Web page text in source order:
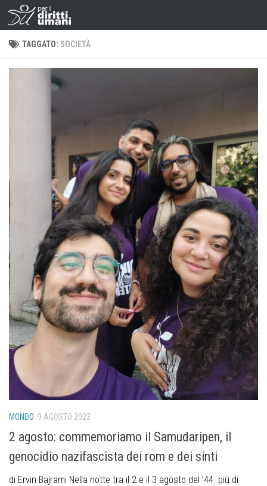
TAGGATO: SOCIETÀ
MONDO 9 AGOSTO 2023
2 agosto: commemoriamo il Samudaripen, il
genocidio nazifascista dei rom e dei sinti
di Ervin Bajrami Nella notte tra il 2 e il 3 agosto del ’44 più di